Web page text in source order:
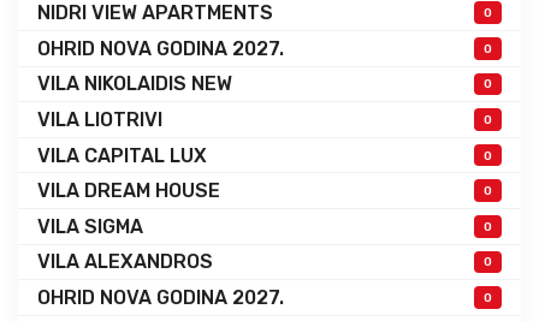
NIDRI VIEW APARTMENTS 0
OHRID NOVA GODINA 2027. 0
VILA NIKOLAIDIS NEW 0
VILA LIOTRIVI 0
VILA CAPITAL LUX 0
VILA DREAM HOUSE 0
VILA SIGMA 0
VILA ALEXANDROS 0
OHRID NOVA GODINA 2027. 0